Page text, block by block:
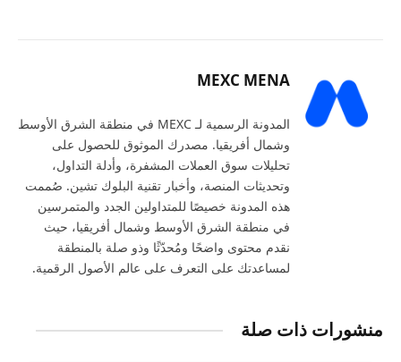
MEXC MENA
المدونة الرسمية لـ MEXC في منطقة الشرق الأوسط
وشمال أفريقيا. مصدرك الموثوق للحصول على
تحليلات سوق العملات المشفرة، وأدلة التداول،
وتحديثات المنصة، وأخبار تقنية البلوك تشين. صُممت
هذه المدونة خصيصًا للمتداولين الجدد والمتمرسين
في منطقة الشرق الأوسط وشمال أفريقيا، حيث
نقدم محتوى واضحًا ومُحدّثًا وذو صلة بالمنطقة
لمساعدتك على التعرف على عالم الأصول الرقمية.
منشورات ذات صلة